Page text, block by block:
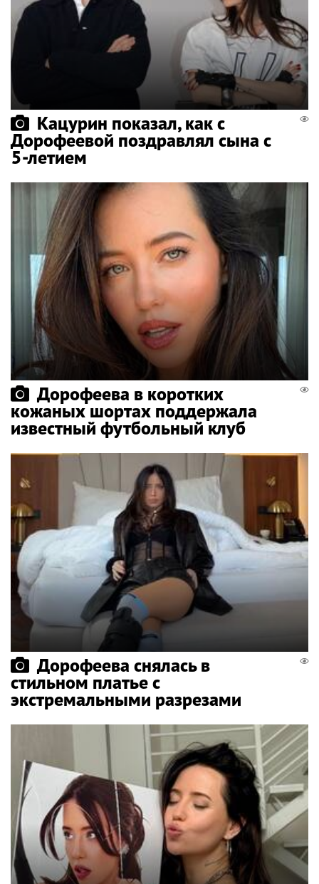
Кацурин показал, как с
Дорофеевой поздравлял сына с
5-летием
Дорофеева в коротких
кожаных шортах поддержала
известный футбольный клуб
Дорофеева снялась в
стильном платье с
экстремальными разрезами